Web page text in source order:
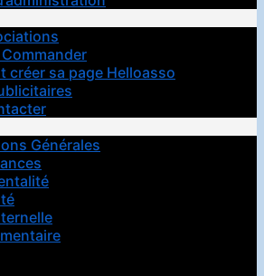
créer sa page Helloasso
Générales